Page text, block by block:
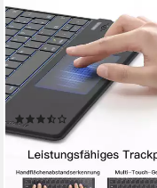
INATECK
Bluethooth Tastatur mit
Touchpad, mit 3 Bluetooth
Kanälen, AI-Funktion
Tastatur (für Windows,
OS, Android, iOS)
(3)
41,99 € UVP
-53%
lieferbar - in 4-5 Werktagen